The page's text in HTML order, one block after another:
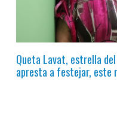
Queta Lavat, estrella
apresta a festejar, este